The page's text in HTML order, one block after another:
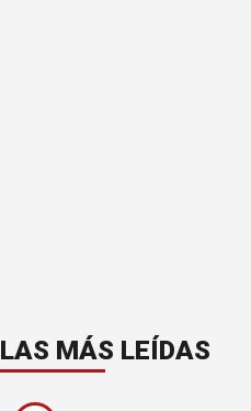
LAS MÁS LEÍDAS